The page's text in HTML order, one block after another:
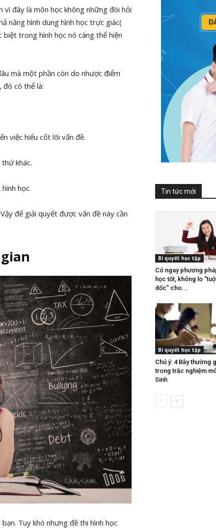
vì đây là môn học không những đòi hỏi
năng hình dung hình học trực giác(
trong hình học nó càng thể hiện
mà một phần còn do nhược điểm
đó có thể là:
việc hiểu cốt lõi vấn đề.
khác.
học.
để giải quyết được vấn đề này cần
Tuy khó nhưng đề thi hình học
Tin tức mới
Bí quyết học tập
Có ngay phương
học tốt, không lo
dốc” cho...
Bí quyết học tập
Chú ý: 4 Bẫy thường
trong trắc nghiệm
Sinh